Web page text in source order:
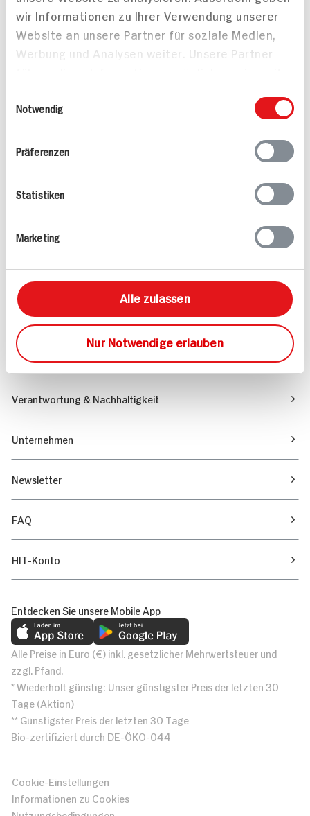
wir Informationen zu Ihrer Verwendung unserer
Website an unsere Partner für soziale Medien,
Werbung und Analysen weiter. Unsere Partner
bereitgestellt haben oder die sie im Rahmen
Notwendig
Präferenzen
Statistiken
Marketing
Alle zulassen
Nur Notwendige erlauben
Mehr Informationen in unserem FAQ
Wir beantworten gerne Ihre Fragen
Montag - Donnerstag: 9 bis 16 Uhr
Folgen Sie uns auf TikTok
Angebote & Coupons
Rezepte
Marktfinder
Unser Magazin
Verantwortung & Nachhaltigkeit
Unternehmen
Newsletter
FAQ
HIT-Konto
Entdecken Sie unsere Mobile App
Alle Preise in Euro (€) inkl. gesetzlicher Mehrwertsteuer und
zzgl. Pfand.
* Wiederholt günstig: Unser günstigster Preis der letzten 30
Tage (Aktion)
** Günstigster Preis der letzten 30 Tage
Bio-zertifiziert durch DE-ÖKO-044
Cookie-Einstellungen
Informationen zu Cookies